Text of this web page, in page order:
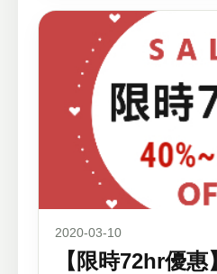
2020-03-10
【限時72hr優